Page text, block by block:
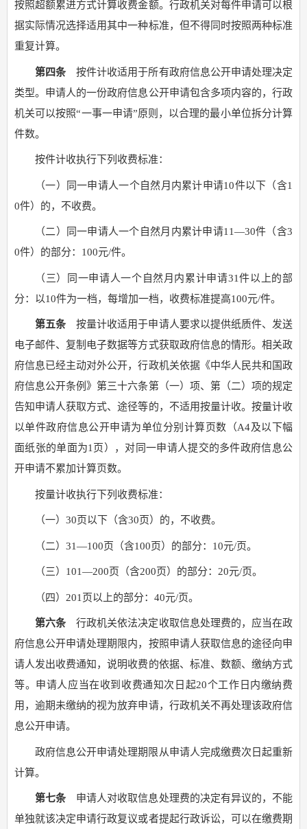
按照超额累进方式计算收费金额。行政机关对每件申请可以根
据实际情况选择适用其中一种标准，但不得同时按照两种标准
重复计算。
第四条按件计收适用于所有政府信息公开申请处理决定
类型。申请人的一份政府信息公开申请包含多项内容的，行政
机关可以按照“一事一申请”原则，以合理的最小单位拆分计算
件数。
按件计收执行下列收费标准：
（一）同一申请人一个自然月内累计申请10件以下（含1
0件）的，不收费。
（二）同一申请人一个自然月内累计申请11—30件（含3
0件）的部分：100元/件。
（三）同一申请人一个自然月内累计申请31件以上的部
分：以10件为一档，每增加一档，收费标准提高100元/件。
第五条按量计收适用于申请人要求以提供纸质件、发送
电子邮件、复制电子数据等方式获取政府信息的情形。相关政
府信息已经主动对外公开，行政机关依据《中华人民共和国政
府信息公开条例》第三十六条第（一）项、第（二）项的规定
告知申请人获取方式、途径等的，不适用按量计收。按量计收
以单件政府信息公开申请为单位分别计算页数（A4及以下幅
面纸张的单面为1页），对同一申请人提交的多件政府信息公
开申请不累加计算页数。
按量计收执行下列收费标准：
（一）30页以下（含30页）的，不收费。
（二）31—100页（含100页）的部分：10元/页。
（三）101—200页（含200页）的部分：20元/页。
（四）201页以上的部分：40元/页。
第六条行政机关依法决定收取信息处理费的，应当在政
府信息公开申请处理期限内，按照申请人获取信息的途径向申
请人发出收费通知，说明收费的依据、标准、数额、缴纳方式
等。申请人应当在收到收费通知次日起20个工作日内缴纳费
用，逾期未缴纳的视为放弃申请，行政机关不再处理该政府信
息公开申请。
政府信息公开申请处理期限从申请人完成缴费次日起重新
计算。
第七条申请人对收取信息处理费的决定有异议的，不能
单独就该决定申请行政复议或者提起行政诉讼，可以在缴费期